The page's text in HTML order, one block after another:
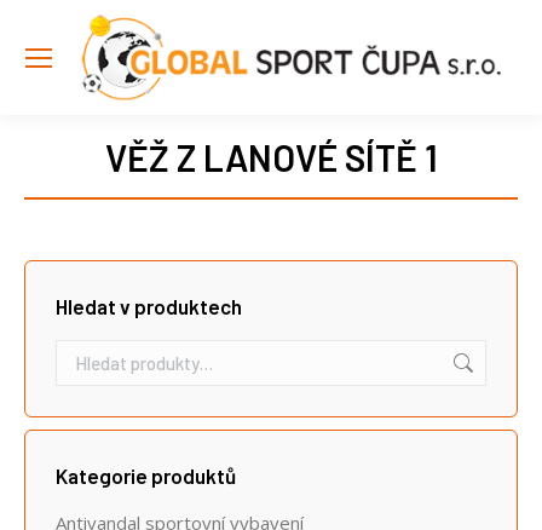
VĚŽ Z LANOVÉ SÍTĚ 1
Hledat v produktech
Kategorie produktů
Antivandal sportovní vybavení